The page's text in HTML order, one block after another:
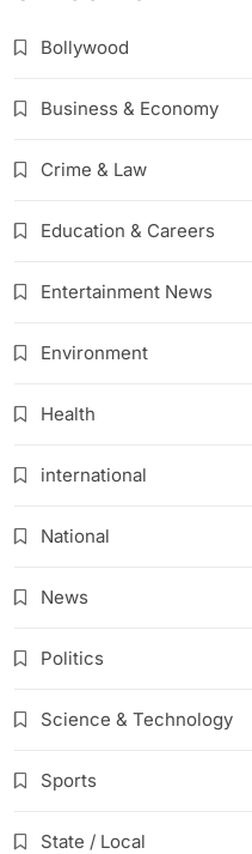
Bollywood
Business & Economy
Crime & Law
Education & Careers
Entertainment News
Environment
Health
international
National
News
Politics
Science & Technology
Sports
State / Local